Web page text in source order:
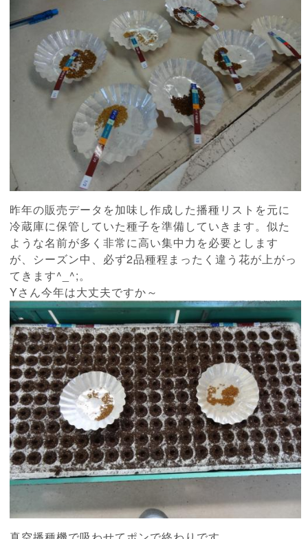
昨年の販売データを加味し作成した播種リストを元に
冷蔵庫に保管していた種子を準備していきます。似た
ような名前が多く非常に高い集中力を必要とします
が、シーズン中、必ず2品種程まったく違う花が上がっ
てきます^_^;。
Yさん今年は大丈夫ですか～